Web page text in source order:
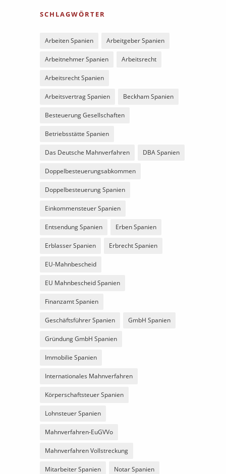
SCHLAGWÖRTER
Arbeiten Spanien Arbeitgeber Spanien
Arbeitnehmer Spanien Arbeitsrecht
Arbeitsrecht Spanien
Arbeitsvertrag Spanien Beckham Spanien
Besteuerung Gesellschaften
Betriebsstätte Spanien
Das Deutsche Mahnverfahren DBA Spanien
Doppelbesteuerungsabkommen
Doppelbesteuerung Spanien
Einkommensteuer Spanien
Entsendung Spanien Erben Spanien
Erblasser Spanien Erbrecht Spanien
EU-Mahnbescheid
EU Mahnbescheid Spanien
Finanzamt Spanien
Geschäftsführer Spanien GmbH Spanien
Gründung GmbH Spanien
Immobilie Spanien
Internationales Mahnverfahren
Körperschaftsteuer Spanien
Lohnsteuer Spanien
Mahnverfahren-EuGVVo
Mahnverfahren Vollstreckung
Mitarbeiter Spanien Notar Spanien